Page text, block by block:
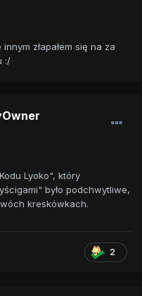
złapałem się na za
:/
Lyoko", który
było podchwytliwe,
kreskówkach.
2